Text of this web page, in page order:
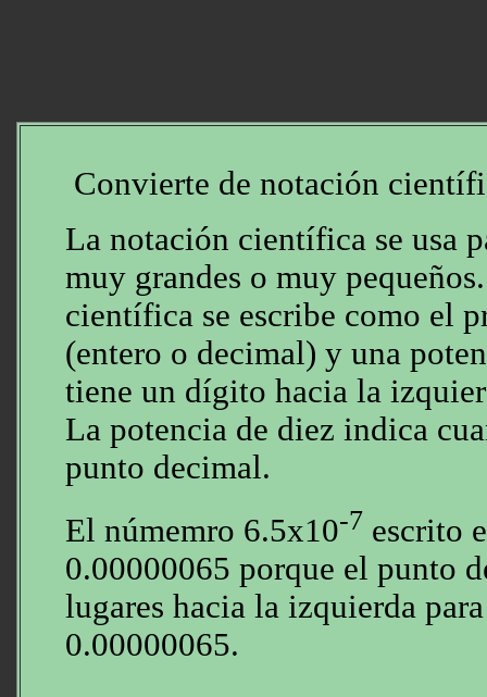
Convierte de notación
La notación científica se usa
muy grandes o muy
científica se escribe como el
(entero o decimal) y una
tiene un dígito hacia la
La potencia de diez indica
punto decimal.
El númemro 6.5x10-7 escrito
0.00000065 porque el punto
lugares hacia la izquierda
0.00000065.